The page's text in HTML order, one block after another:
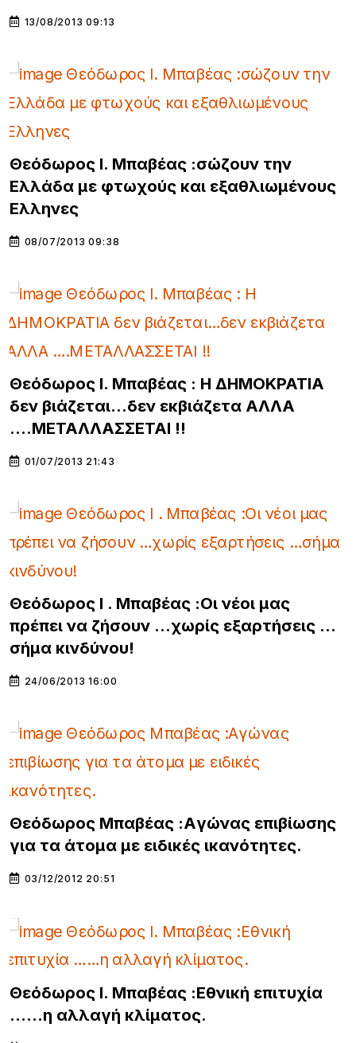
13/08/2013 09:13
Θεόδωρος Ι. Μπαβέας :σώζουν την
Ελλάδα με φτωχούς και εξαθλιωμένους
Ελληνες
08/07/2013 09:38
Θεόδωρος Ι. Μπαβέας : H ΔΗΜΟΚΡΑΤΙΑ
δεν βιάζεται…δεν εκβιάζετα ΑΛΛΑ
….ΜΕΤΑΛΛΑΣΣΕΤΑΙ !!
01/07/2013 21:43
Θεόδωρος Ι . Μπαβέας :Oι νέοι μας
πρέπει να ζήσουν …χωρίς εξαρτήσεις …
σήμα κινδύνου!
24/06/2013 16:00
Θεόδωρος Μπαβέας :Aγώνας επιβίωσης
για τα άτομα με ειδικές ικανότητες.
03/12/2012 20:51
Θεόδωρος Ι. Μπαβέας :Εθνική επιτυχία
……η αλλαγή κλίματος.